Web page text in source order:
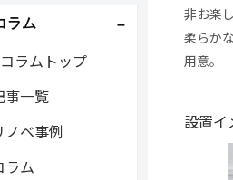
非お楽
柔らか
用意。
設置イ
ラム
ラムトップ
事一覧
ノベ事例
ラム